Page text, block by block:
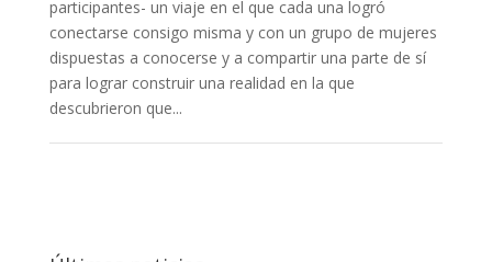
participantes- un viaje en el que cada una logró
conectarse consigo misma y con un grupo de mujeres
dispuestas a conocerse y a compartir una parte de sí
para lograr construir una realidad en la que
descubrieron que...